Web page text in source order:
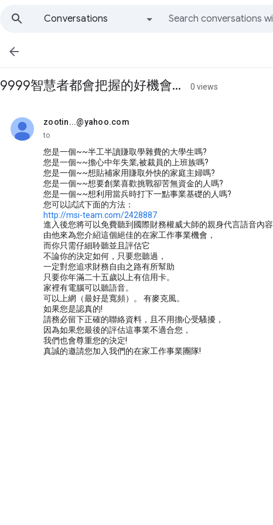
Conversations

9999智慧者都會把握的好機會... 0 views
zootin...@yahoo.com
unread,
to
您是一個~~半工半讀賺取學雜費的大學生嗎?
您是一個~~擔心中年失業,被裁員的上班族嗎?
您是一個~~想貼補家用賺取外快的家庭主婦嗎?
您是一個~~想要創業喜歡挑戰卻苦無資金的人嗎?
您是一個~~想利用當兵時打下一點事業基礎的人嗎?
您可以試試下面的方法：
http://msi-team.com/2428887
進入後您將可以免費聽到國際財務權威大師的親身代言語音內容
由他來為您介紹這個絕佳的在家工作事業機會，
而你只需仔細聆聽並且評估它
不論你的決定如何，只要您聽過，
一定對您追求財務自由之路有所幫助
只要你年滿二十五歲以上有信用卡。
家裡有電腦可以聽語音。
可以上網（最好是寬頻）。 有麥克風。
如果您是認真的!
請務必留下正確的聯絡資料，且不用擔心受騷擾，
因為如果您最後的評估這事業不適合您，
我們也會尊重您的決定!
真誠的邀請您加入我們的在家工作事業團隊!